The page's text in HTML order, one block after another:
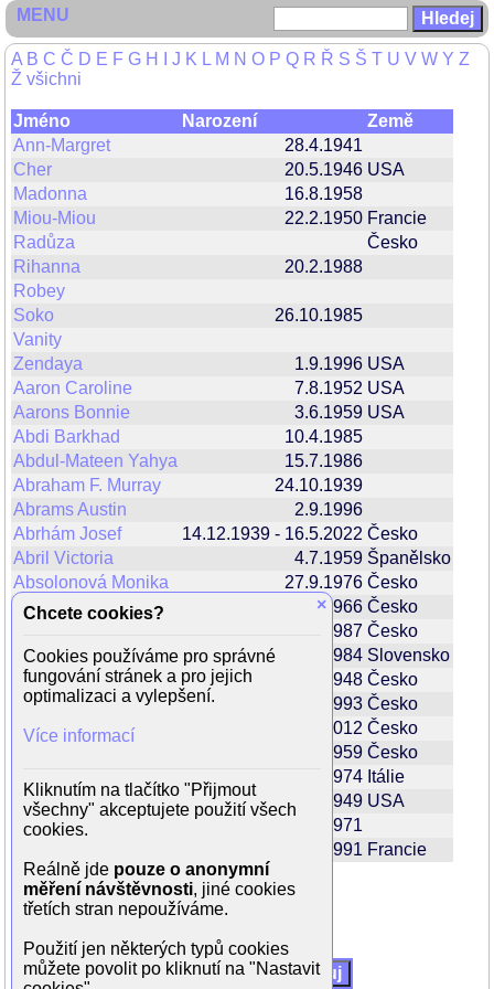
A B C Č D E F G H J K L M N O P Q R Ř S Š T U V W Y Z
Ž všichni
Jméno Narození
Země
Ann-Margret
28.4.1941
Cher
20.5.1946 USA
Madonna
16.8.1958
Miou-Miou
22.2.1950 Francie
Radůza
Česko
Rihanna
20.2.1988
Robey
Soko
26.10.1985
Vanity
Zendaya
1.9.1996 USA
Aaron Caroline
7.8.1952 USA
Aarons Bonnie
3.6.1959 USA
Abdi Barkhad
10.4.1985
Abdul-Mateen Yahya
15.7.1986
Abraham F. Murray
24.10.1939
Abrams Austin
2.9.1996
Abrhám Josef
14.12.1939 - 16.5.2022 Česko
Abril Victoria
4.7.1959 Španělsko
Absolonová Monika
27.9.1976 Česko
Adamcová Martina
22.4.1966 Česko
21.12.1987 Česko
Adamčík Samuel
23.7.1904 - 10.7.1984 Slovensko
Adamec Jiří
9.3.1948 Česko
Adamíra Jiří
2.4.1926 - 14.8.1993 Česko
Adamová Jaroslava
15.3.1925 - 16.6.2012 Česko
9.3.1959 Česko
20.8.1974 Itálie
Adams Brooke
2.8.1949 USA
Adams Joey Lauren
6.1.1971
1.7.1991 Francie
Celkem 4633 herců
1
2 3 4 5 6 7 8
Filtr
MENU
×
Chcete cookies?
Cookies používáme pro správné
fungování stránek a pro jejich
optimalizaci a vylepšení.
Více informací
Kliknutím na tlačítko "Přijmout
všechny" akceptujete použití všech
cookies.
Reálně jde pouze o anonymní
měření návštěvnosti, jiné cookies
třetích stran nepoužíváme.
Použití jen některých typů cookies
můžete povolit po kliknutí na "Nastavit